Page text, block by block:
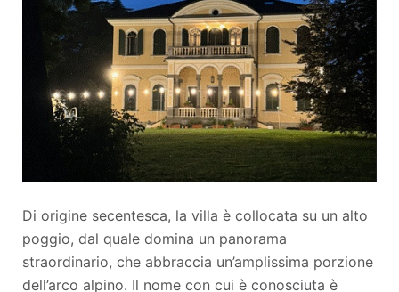
Di origine secentesca, la villa è collocata su un alto
poggio, dal quale domina un panorama
straordinario, che abbraccia un’amplissima porzione
dell’arco alpino. Il nome con cui è conosciuta è